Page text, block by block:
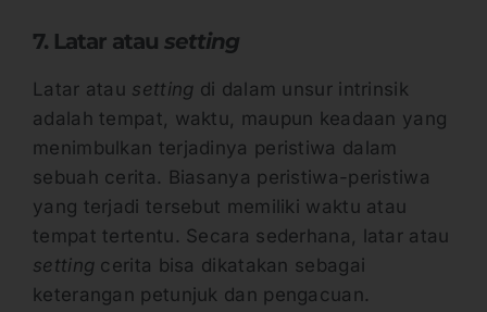
7. Latar atau setting
Latar atau setting di dalam unsur intrinsik
adalah tempat, waktu, maupun keadaan yang
menimbulkan terjadinya peristiwa dalam
sebuah cerita. Biasanya peristiwa-peristiwa
yang terjadi tersebut memiliki waktu atau
tempat tertentu. Secara sederhana, latar atau
setting cerita bisa dikatakan sebagai
keterangan petunjuk dan pengacuan.